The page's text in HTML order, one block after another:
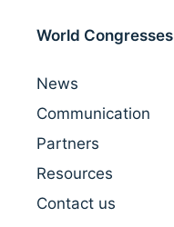
World Congresses
News
Communication
Partners
Resources
Contact us